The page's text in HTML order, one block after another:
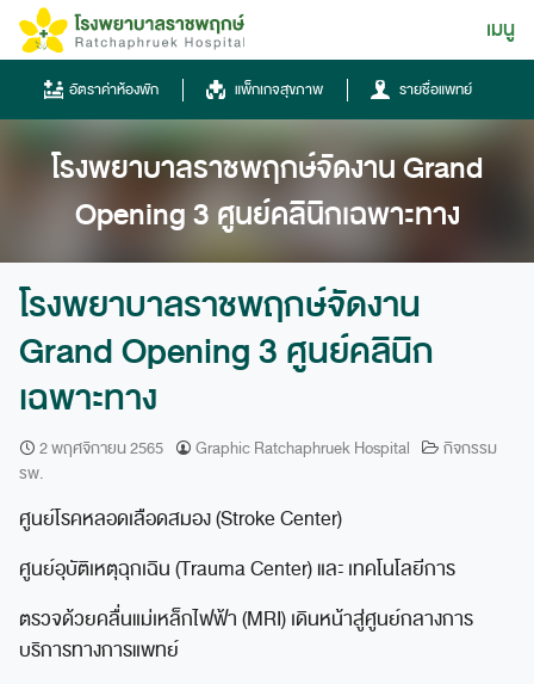
Skip
content
เมนู
โทรศัพท์
0836667788
043-333555
ไทย
ไทย
English
Chinese
อัตราค่าห้องพัก แพ็กเกจสุขภาพ รายชื่อแพทย์
โรงพยาบาลราชพฤกษ์จัดงาน Grand
Opening 3 ศูนย์คลินิกเฉพาะทาง
โรงพยาบาลราชพฤกษ์จัดงาน
Grand Opening 3 ศูนย์คลินิก
เฉพาะทาง
2 พฤศจิกายน 2565 Graphic Ratchaphruek Hospital
กิจกรรม
รพ.
ศูนย์โรคหลอดเลือดสมอง (Stroke Center)
ศูนย์อุบัติเหตุฉุกเฉิน (Trauma Center) และ เทคโนโลยีการ
ตรวจด้วยคลื่นแม่เหล็กไฟฟ้า (MRI) เดินหน้าสู่ศูนย์กลางการ
บริการทางการแพทย์